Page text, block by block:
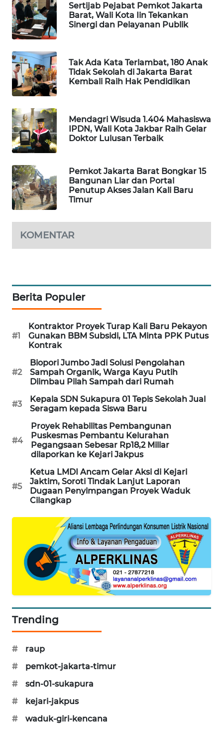
Sertijab Pejabat Pemkot Jakarta
Barat, Wali Kota Iin Tekankan
Sinergi dan Pelayanan Publik
Tak Ada Kata Terlambat, 180 Anak
Tidak Sekolah di Jakarta Barat
Kembali Raih Hak Pendidikan
Mendagri Wisuda 1.404 Mahasiswa
IPDN, Wali Kota Jakbar Raih Gelar
Doktor Lulusan Terbaik
Pemkot Jakarta Barat Bongkar 15
Bangunan Liar dan Portal
Penutup Akses Jalan Kali Baru
Timur
KOMENTAR
Berita Populer
#1
Kontraktor Proyek Turap Kali Baru Pekayon
Gunakan BBM Subsidi, LTA Minta PPK Putus
Kontrak
#2
Biopori Jumbo Jadi Solusi Pengolahan
Sampah Organik, Warga Kayu Putih
Diimbau Pilah Sampah dari Rumah
#3
Kepala SDN Sukapura 01 Tepis Sekolah Jual
Seragam kepada Siswa Baru
#4
Proyek Rehabilitas Pembangunan
Puskesmas Pembantu Kelurahan
Pegangsaan Sebesar Rp18,2 Miliar
dilaporkan ke Kejari Jakpus
#5
Ketua LMDI Ancam Gelar Aksi di Kejari
Jaktim, Soroti Tindak Lanjut Laporan
Dugaan Penyimpangan Proyek Waduk
Cilangkap
Trending
#
raup
#
pemkot-jakarta-timur
#
sdn-01-sukapura
#
kejari-jakpus
#
waduk-giri-kencana
MASYARAKAT
KELISTRIKAN
ID
MAWAKA
ID
MARTABAT
NET
WATCH
MKLI
LPKKI
LKKI
PORTAL
KONSUMEN
FORWAMKI
ALPERKLINAS
NEWS
SITUNGIR
SIDIKALANG
NEWS
METRO
SIANTAR
MEDAN
NEWS
JAKARTA
NEWS
KRT
NEWS